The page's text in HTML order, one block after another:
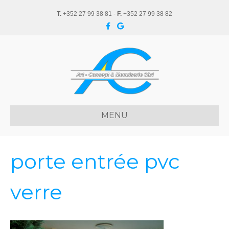
T. +352 27 99 38 81 - F. +352 27 99 38 82
c
o
o
k
G
o
l
e
MENU
porte entrée pvc
verre